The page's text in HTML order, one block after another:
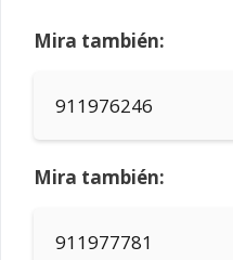
Mira también:
911976246
Mira también:
911977781